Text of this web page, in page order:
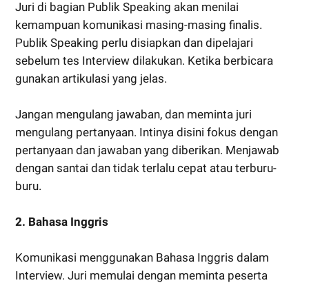
Juri di bagian Publik Speaking akan menilai
kemampuan komunikasi masing-masing finalis.
Publik Speaking perlu disiapkan dan dipelajari
sebelum tes Interview dilakukan. Ketika berbicara
gunakan artikulasi yang jelas.
Jangan mengulang jawaban, dan meminta juri
mengulang pertanyaan. Intinya disini fokus dengan
pertanyaan dan jawaban yang diberikan. Menjawab
dengan santai dan tidak terlalu cepat atau terburu-
buru.
2. Bahasa Inggris
Komunikasi menggunakan Bahasa Inggris dalam
Interview. Juri memulai dengan meminta peserta